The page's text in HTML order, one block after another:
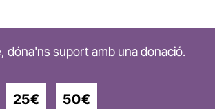
dóna'ns suport amb una donació.
25€ 50€